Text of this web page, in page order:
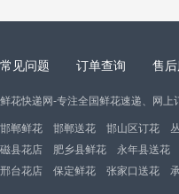
常见问题 订单查询 售
鲜花快递网-专注全国鲜花速递、网
邯郸鲜花 邯郸送花 邯山区订花
磁县花店
肥乡县鲜花 永年县送花
邢台花店
保定鲜花 张家口送花